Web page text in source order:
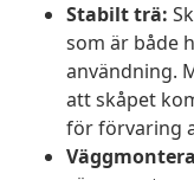
Stabilt trä:
som är både
användning.
att skåpet
för förvaring